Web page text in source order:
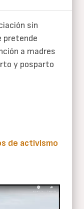
sin
pretende
a madres
y posparto
de activismo